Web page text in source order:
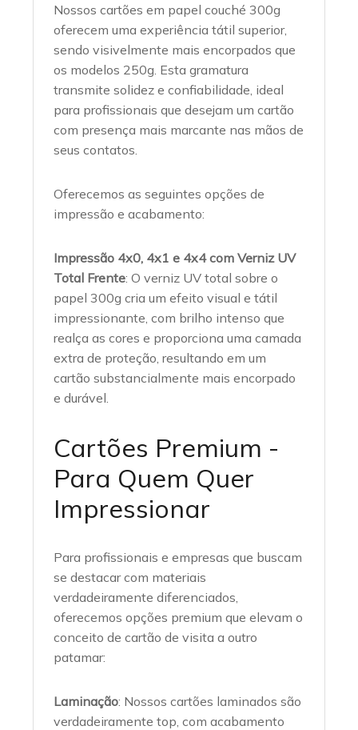
Nossos cartões em papel couché 300g
oferecem uma experiência tátil superior,
sendo visivelmente mais encorpados que
os modelos 250g. Esta gramatura
transmite solidez e confiabilidade, ideal
para profissionais que desejam um cartão
com presença mais marcante nas mãos de
seus contatos.
Oferecemos as seguintes opções de
impressão e acabamento:
Impressão 4x0, 4x1 e 4x4 com Verniz UV
Total Frente: O verniz UV total sobre o
papel 300g cria um efeito visual e tátil
impressionante, com brilho intenso que
realça as cores e proporciona uma camada
extra de proteção, resultando em um
cartão substancialmente mais encorpado
e durável.
Cartões Premium -
Para Quem Quer
Impressionar
Para profissionais e empresas que buscam
se destacar com materiais
verdadeiramente diferenciados,
oferecemos opções premium que elevam o
conceito de cartão de visita a outro
patamar:
Laminação: Nossos cartões laminados são
verdadeiramente top, com acabamento